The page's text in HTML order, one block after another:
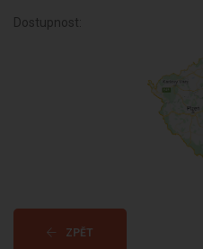
Dostupnost:
ZPĚT